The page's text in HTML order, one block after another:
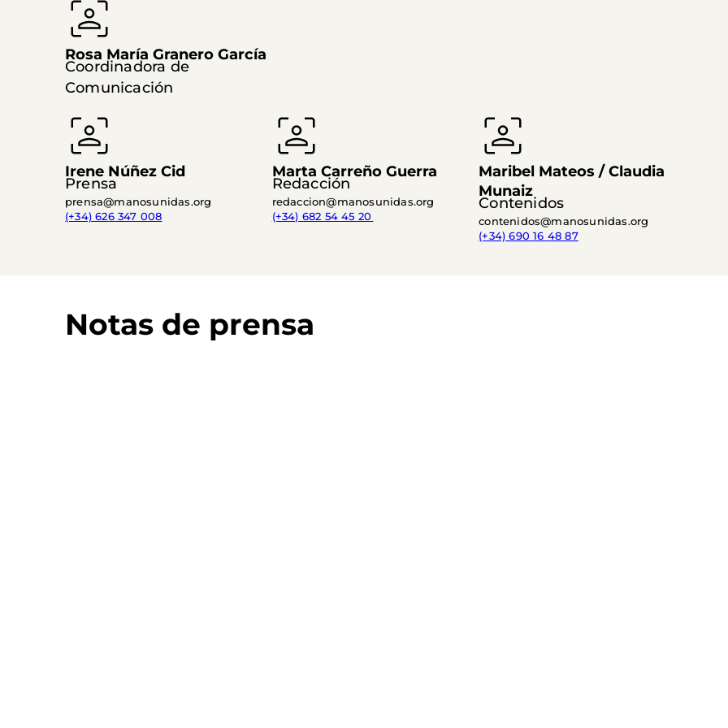
Rosa María Granero García
Coordinadora de
Comunicación
Irene Núñez Cid
Prensa
prensa@manosunidas.org
(+34) 626 347 008
Marta Carreño Guerra
Redacción
redaccion@manosunidas.org
(+34) 682 54 45 20
Maribel Mateos / Claudia
Munaiz
Contenidos
contenidos@manosunidas.org
(+34) 690 16 48 87
Notas de prensa